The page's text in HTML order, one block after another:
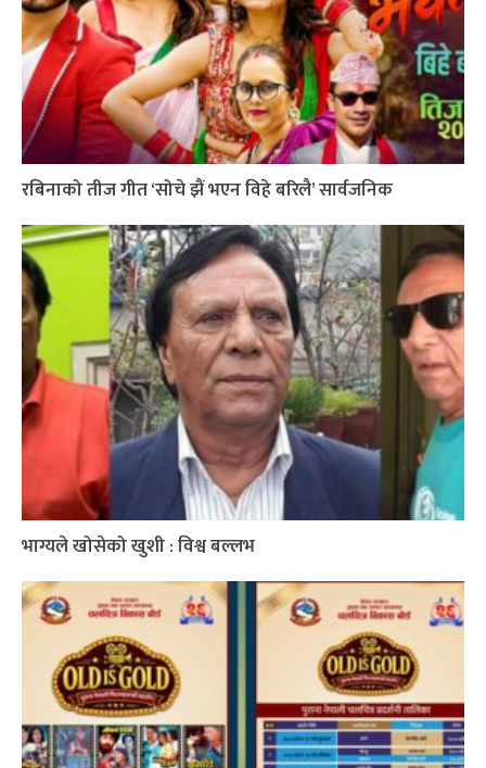
रबिनाको तीज गीत ‘सोचे झैं भएन विहे बरिलै’ सार्वजनिक
भाग्यले खोसेको खुशी : विश्व बल्लभ